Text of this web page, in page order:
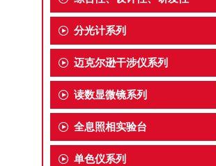
分光计系列
迈克尔逊干涉仪系列
读数显微镜系列
全息照相实验台
单色仪系列